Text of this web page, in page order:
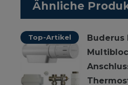
Ähnliche
Top-Artikel
Buderus